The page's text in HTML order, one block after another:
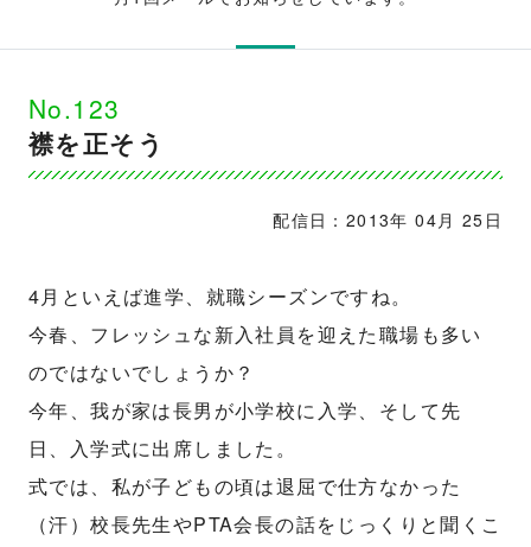
No.123
襟を正そう
配信日：2013年 04月 25日
4月といえば進学、就職シーズンですね。
今春、フレッシュな新入社員を迎えた職場も多い
のではないでしょうか？
今年、我が家は長男が小学校に入学、そして先
日、入学式に出席しました。
式では、私が子どもの頃は退屈で仕方なかった
（汗）校長先生やPTA会長の話をじっくりと聞くこ